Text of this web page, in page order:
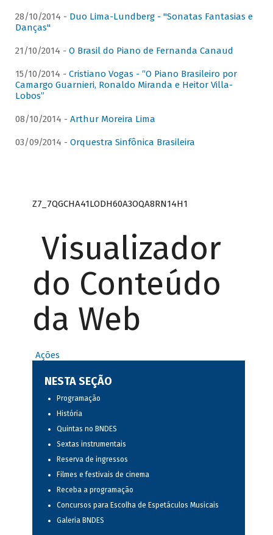
28/10/2014 - Duo Lima-Lundberg - "Sonatas Fantasias e
Danças"
21/10/2014 - O Brasil do Piano de Fernanda Canaud
15/10/2014 - Cristiano Vogas - “O Piano Brasileiro por
Camargo Guarnieri, Ronaldo Miranda e Heitor Villa-
Lobos”
08/10/2014 - Arthur Moreira Lima
03/09/2014 - Orquestra Sinfônica Brasileira
Z7_7QGCHA41LODH60A3OQA8RN14H1
Visualizador
do Conteúdo
da Web
Ações
NESTA SEÇÃO
Programação
História
Quintas no BNDES
Sextas instrumentais
Reserva de ingressos
Filmes e festivais de cinema
Receba a programação
Concursos para Escolha de Espetáculos Musicais
Galeria BNDES